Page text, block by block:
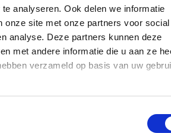
analyseren. Ook delen we informatie
onze site met onze partners voor social
analyse. Deze partners kunnen deze
met andere informatie die u aan ze
verzameld op basis van uw
Vlaamse coalitiepartners overtuigen,
werd intussen mee onderschreven
VA) en Marino Keulen (Open VLD). Op
besproken en goedgekeurd in de
het Vlaams Parlement.
je hier.